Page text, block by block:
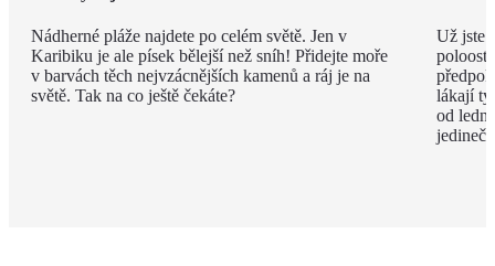
Nádherné pláže najdete po celém světě. Jen v
Karibiku je ale písek bělejší než sníh! Přidejte moře
v barvách těch nejvzácnějších kamenů a ráj je na
světě. Tak na co ještě čekáte?
Už jste
lákají
od